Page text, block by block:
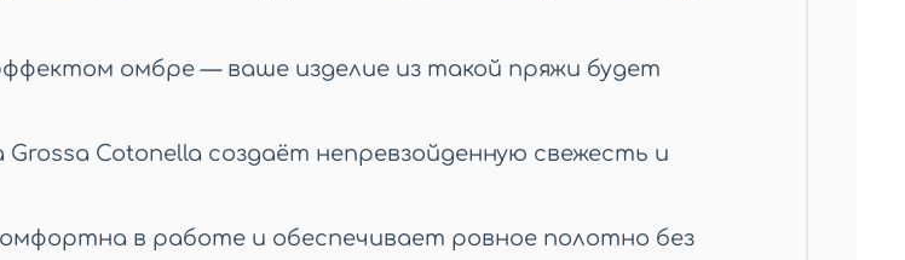
омбре — ваше изделие из такой пряжи будет
Cotonella создаёт непревзойденную свежесть и
в работе и обеспечивает ровное полотно без